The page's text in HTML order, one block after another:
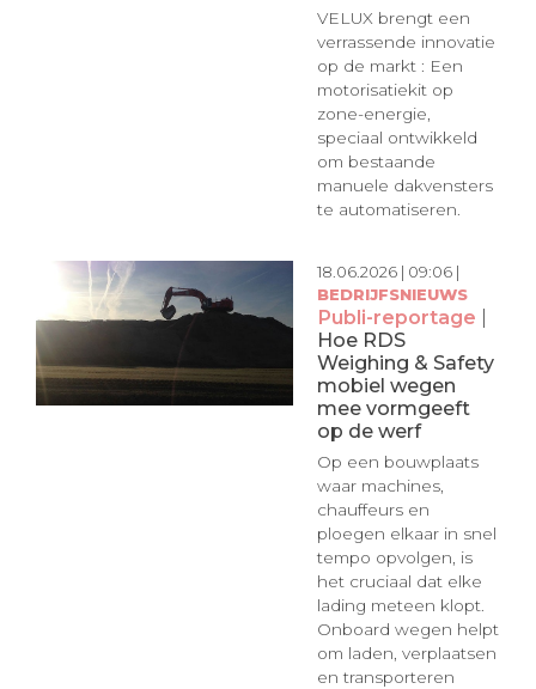
VELUX brengt een
verrassende innovatie
op de markt : Een
motorisatiekit op
zone-energie,
speciaal ontwikkeld
om bestaande
manuele dakvensters
te automatiseren.
18.06.2026 | 09:06 |
BEDRIJFSNIEUWS
Publi-reportage |
Hoe RDS
Weighing & Safety
mobiel wegen
mee vormgeeft
op de werf
Op een bouwplaats
waar machines,
chauffeurs en
ploegen elkaar in snel
tempo opvolgen, is
het cruciaal dat elke
lading meteen klopt.
Onboard wegen helpt
om laden, verplaatsen
en transporteren